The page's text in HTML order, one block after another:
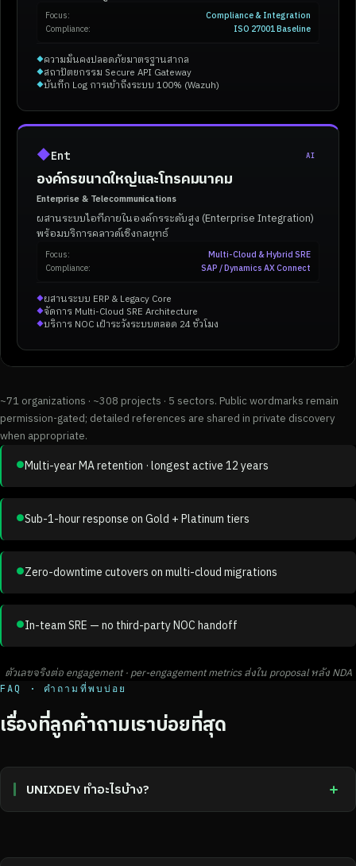
Focus:
Compliance & Integration
Compliance:
ISO 27001 Baseline
◆ความมั่นคงปลอดภัยมาตรฐานสากล
◆สถาปัตยกรรม Secure API Gateway
◆บันทึก Log การเข้าถึงระบบ 100% (Wazuh)
◆Ent AI
องค์กรขนาดใหญ่และโทรคมนาคม
Enterprise & Telecommunications
ผสานระบบไอทีภายในองค์กรระดับสูง (Enterprise Integration)
พร้อมบริการคลาวด์เชิงกลยุทธ์
Focus:
Multi-Cloud & Hybrid SRE
Compliance:
SAP / Dynamics AX Connect
◆ผสานระบบ ERP & Legacy Core
◆จัดการ Multi-Cloud SRE Architecture
◆บริการ NOC เฝ้าระวังระบบตลอด 24 ชั่วโมง
~71 organizations · ~308 projects · 5 sectors. Public wordmarks remain
permission-gated; detailed references are shared in private discovery
when appropriate.
●Multi-year MA retention · longest active 12 years
●Sub-1-hour response on Gold + Platinum tiers
●Zero-downtime cutovers on multi-cloud migrations
●In-team SRE — no third-party NOC handoff
ตัวเลขจริงต่อ engagement · per-engagement metrics ส่งใน proposal หลัง NDA
FAQ · คำถามที่พบบ่อย
เรื่องที่ลูกค้าถามเราบ่อยที่สุด
UNIXDEV ทำอะไรบ้าง?